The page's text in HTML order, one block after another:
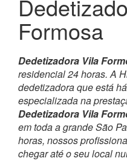
Formosa
Dedetizadora Vila
residencial 24 horas. A
dedetizadora que está
especializada na
Dedetizadora Vila
em toda a grande São
horas, nossos
chegar até o seu local